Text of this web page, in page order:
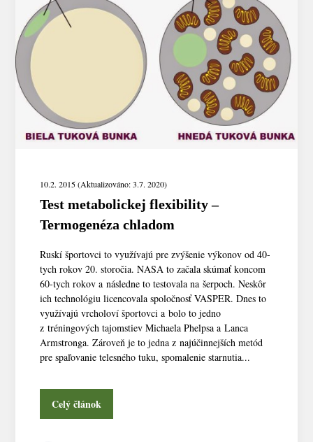
10.2. 2015 (Aktualizováno: 3.7. 2020)
Test metabolickej flexibility –
Termogenéza chladom
Ruskí športovci to využívajú pre zvýšenie výkonov od 40-
tych rokov 20. storočia. NASA to začala skúmať koncom
60-tych rokov a následne to testovala na šerpoch. Neskôr
ich technológiu licencovala spoločnosť VASPER. Dnes to
využívajú vrcholoví športovci a bolo to jedno
z tréningových tajomstiev Michaela Phelpsa a Lanca
Armstronga. Zároveň je to jedna z najúčinnejších metód
pre spaľovanie telesného tuku, spomalenie starnutia...
Celý článok